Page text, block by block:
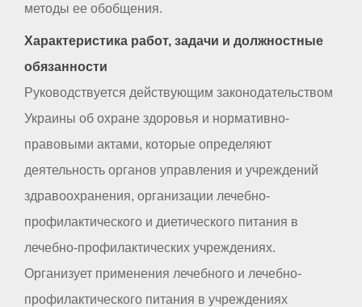
методы ее обобщения.
Характеристика работ, задачи и должностные
обязанности
Руководствуется действующим законодательством
Украины об охране здоровья и нормативно-
правовыми актами, которые определяют
деятельность органов управления и учреждений
здравоохранения, организации лечебно-
профилактического и диетического питания в
лечебно-профилактических учреждениях.
Организует применения лечебного и лечебно-
профилактического питания в учреждениях